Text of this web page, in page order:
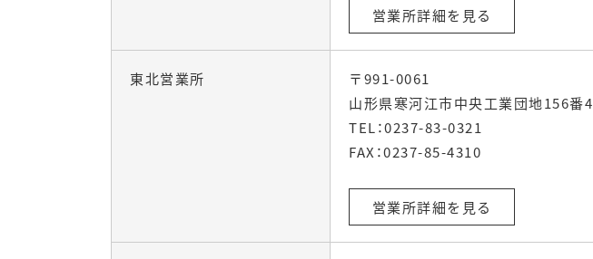
営業所詳細を見る
東北営業所
〒991-0061
山形県寒河江市中央工業団地156番4
TEL：0237-83-0321
FAX：0237-85-4310
営業所詳細を見る